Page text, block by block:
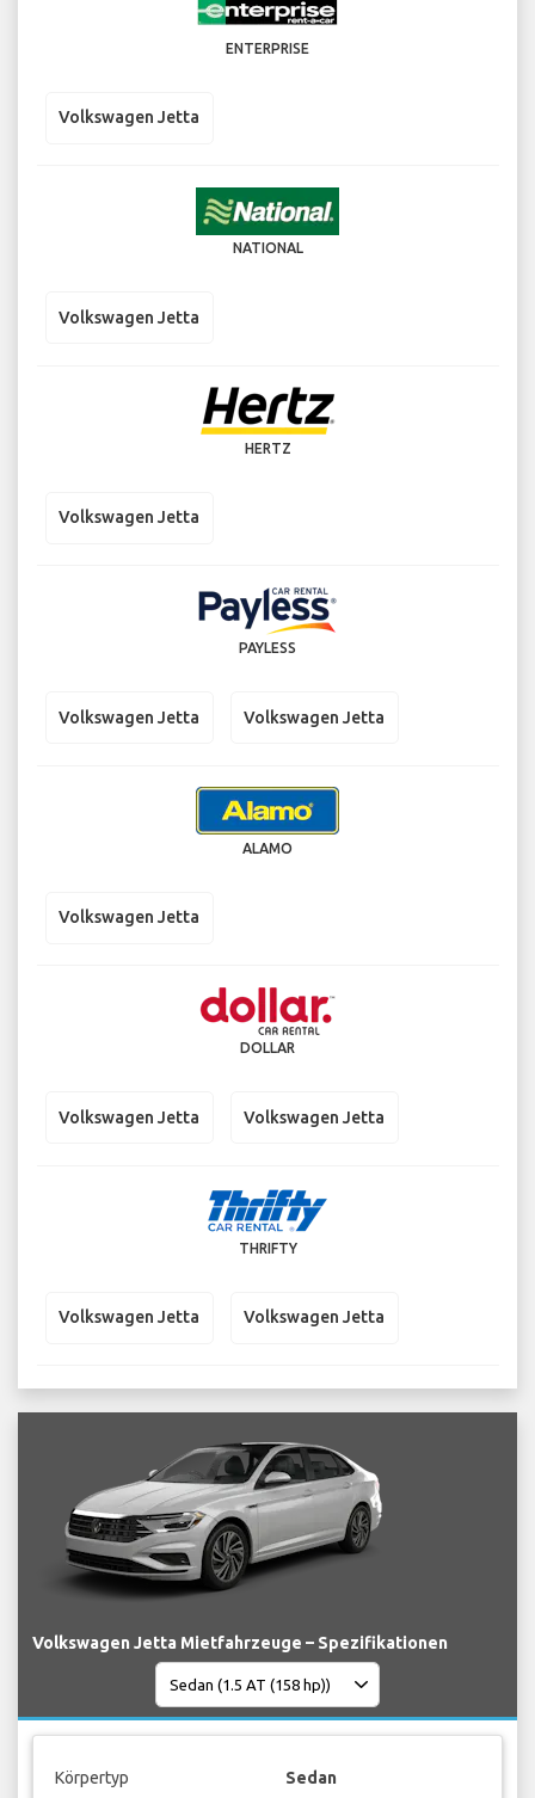
ENTERPRISE
Volkswagen Jetta
NATIONAL
Volkswagen Jetta
HERTZ
Volkswagen Jetta
PAYLESS
Volkswagen Jetta Volkswagen Jetta
ALAMO
Volkswagen Jetta
DOLLAR
Volkswagen Jetta Volkswagen Jetta
THRIFTY
Volkswagen Jetta Volkswagen Jetta
Volkswagen Jetta Mietfahrzeuge – Spezifikationen
Körpertyp Sedan